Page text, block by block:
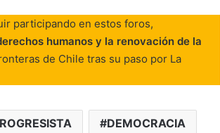
participando en estos foros,
humanos y la renovación de la
de Chile tras su paso por La
DEMOCRACIA